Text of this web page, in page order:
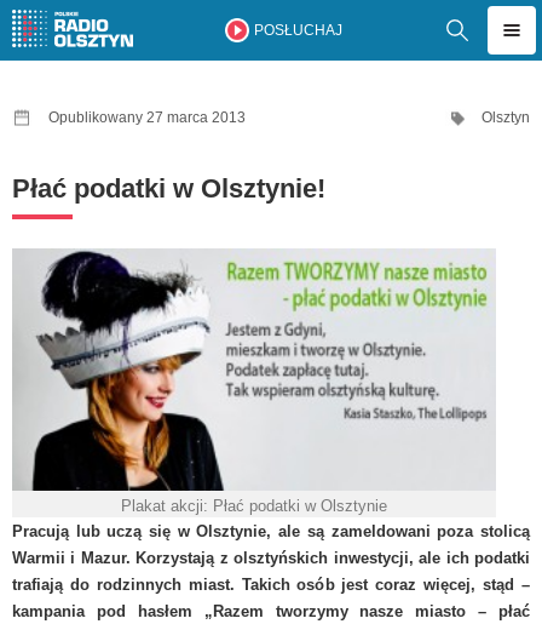
POSŁUCHAJ
Opublikowany 27 marca 2013 Olsztyn
Płać podatki w Olsztynie!
Plakat akcji: Płać podatki w Olsztynie
Pracują lub uczą się w Olsztynie, ale są zameldowani poza stolicą
Warmii i Mazur. Korzystają z olsztyńskich inwestycji, ale ich podatki
trafiają do rodzinnych miast. Takich osób jest coraz więcej, stąd –
kampania pod hasłem „Razem tworzymy nasze miasto – płać